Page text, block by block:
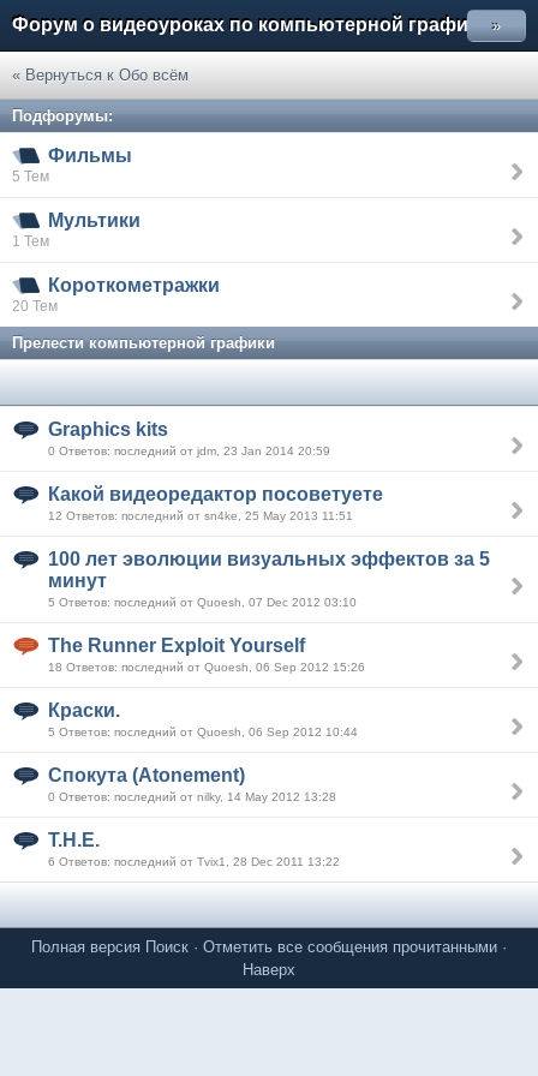
Форум о видеоуроках по компьютерной графике »
« Вернуться к Обо всём
Подфорумы:
Фильмы
5 Тем
Мультики
1 Тем
Короткометражки
20 Тем
Прелести компьютерной графики
Graphics kits
0 Ответов: последний от jdm, 23 Jan 2014 20:59
Какой видеоредактор посоветуете
12 Ответов: последний от sn4ke, 25 May 2013 11:51
100 лет эволюции визуальных эффектов за 5
минут
5 Ответов: последний от Quoesh, 07 Dec 2012 03:10
The Runner Exploit Yourself
18 Ответов: последний от Quoesh, 06 Sep 2012 15:26
Краски.
5 Ответов: последний от Quoesh, 06 Sep 2012 10:44
Спокута (Atonement)
0 Ответов: последний от nilky, 14 May 2012 13:28
T.H.E.
6 Ответов: последний от Tvix1, 28 Dec 2011 13:22
Полная версия Поиск · Отметить все сообщения прочитанными ·
Наверх